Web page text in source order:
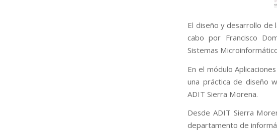
El diseño y desarrollo de
cabo por Francisco
Sistemas
En el módulo
una práctica de diseño
ADIT Sierra Morena.
Desde ADIT Sierra
departamento de